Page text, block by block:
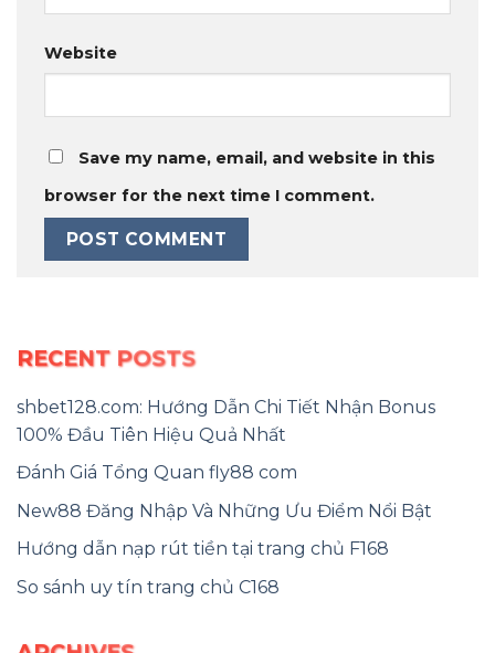
Website
Save my name, email, and website in this
browser for the next time I comment.
RECENT POSTS
shbet128.com: Hướng Dẫn Chi Tiết Nhận Bonus
100% Đầu Tiên Hiệu Quả Nhất
Đánh Giá Tổng Quan fly88 com
New88 Đăng Nhập Và Những Ưu Điểm Nổi Bật
Hướng dẫn nạp rút tiền tại trang chủ F168
So sánh uy tín trang chủ C168